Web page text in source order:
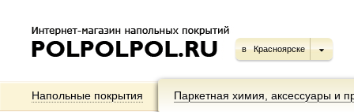
в Красноярске
Напольные покрытия Паркетная химия, аксессуары и